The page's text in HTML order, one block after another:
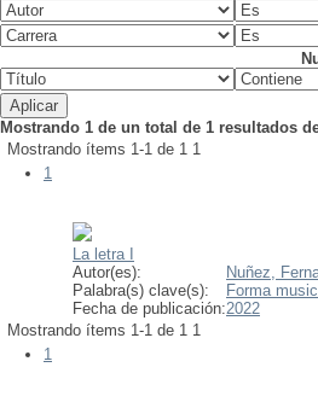
Mostrando 1 de un total de 1 resultados
Mostrando ítems 1-1 de 1 1
1
La letra I
Autor(es):
Nuñez,
Palabra(s) clave(s):
Forma
Fecha de publicación:2022
Mostrando ítems 1-1 de 1 1
1